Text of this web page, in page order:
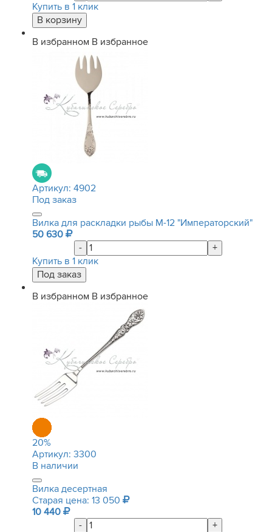
Купить в 1 клик
В избранном В избранное
Артикул: 4902
Под заказ
Вилка для раскладки рыбы М-12 "Императорский"
50 630
-
+
Купить в 1 клик
В избранном В избранное
20%
Артикул: 3300
В наличии
Вилка десертная
Старая цена: 13 050
10 440
-
+